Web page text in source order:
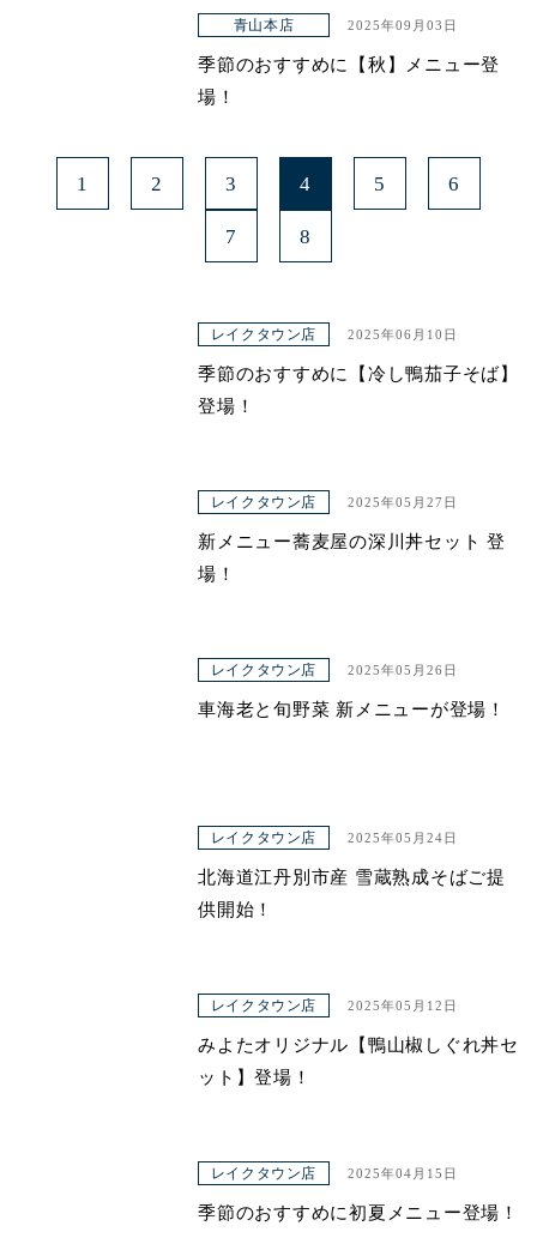
青山本店 2025年09月03日
季節のおすすめに【秋】メニュー登
場！
1 2 3 4 5 6
7 8
レイクタウン店 2025年06月10日
季節のおすすめに【冷し鴨茄子そば】
登場！
レイクタウン店 2025年05月27日
新メニュー蕎麦屋の深川丼セット 登
場！
レイクタウン店 2025年05月26日
車海老と旬野菜 新メニューが登場！
レイクタウン店 2025年05月24日
北海道江丹別市産 雪蔵熟成そばご提
供開始！
レイクタウン店 2025年05月12日
みよたオリジナル【鴨山椒しぐれ丼セ
ット】登場！
レイクタウン店 2025年04月15日
季節のおすすめに初夏メニュー登場！